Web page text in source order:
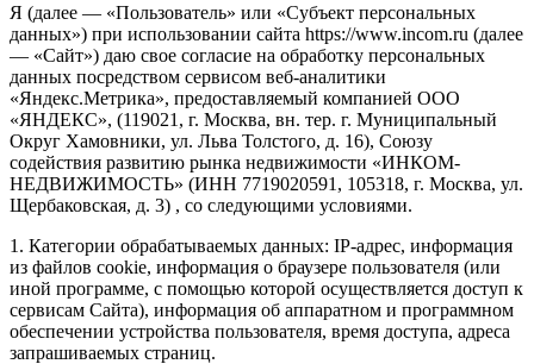
Я (далее — «Пользователь» или «Субъект персональных
данных») при использовании сайта https://www.incom.ru (далее
— «Сайт») даю свое согласие на обработку персональных
данных посредством сервисом веб-аналитики
«Яндекс.Метрика», предоставляемый компанией ООО
«ЯНДЕКС», (119021, г. Москва, вн. тер. г. Муниципальный
Округ Хамовники, ул. Льва Толстого, д. 16), Союзу
содействия развитию рынка недвижимости «ИНКОМ-
НЕДВИЖИМОСТЬ» (ИНН 7719020591, 105318, г. Москва, ул.
Щербаковская, д. 3) , со следующими условиями.
1. Категории обрабатываемых данных: IP-адрес, информация
из файлов cookie, информация о браузере пользователя (или
иной программе, с помощью которой осуществляется доступ к
сервисам Сайта), информация об аппаратном и программном
обеспечении устройства пользователя, время доступа, адреса
запрашиваемых страниц.